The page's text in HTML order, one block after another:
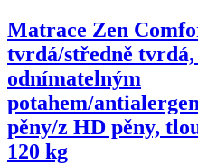
Matrace Zen
tvrdá/středně tvrdá,
odnímatelným
potahem/
pěny/z HD pěny,
120 kg